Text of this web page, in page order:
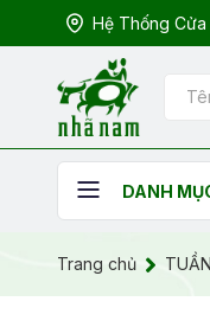
Hệ Thống Cửa
DANH
Trang chủ